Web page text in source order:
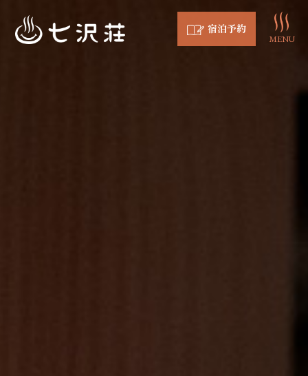
宿泊予約
MENU